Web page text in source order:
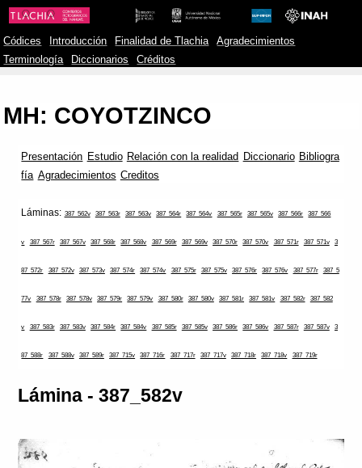
Códices Introducción Finalidad de Tlachia
Agradecimientos
Terminología
Diccionarios Créditos
MH: COYOTZINCO
Presentación Estudio Relación con la realidad Diccionario Bibliogra
fía Agradecimientos Creditos
Láminas: 387_562v 387_563r 387_563v 387_564r 387_564v 387_565r 387_565v 387_566r 387_566
v 387_567r 387_567v 387_568r 387_568v 387_569r 387_569v 387_570r 387_570v 387_571r 387_571v 3
87_572r 387_572v 387_573v 387_574r 387_574v 387_575r 387_575v 387_576r 387_576v 387_577r 387_5
77v 387_578r 387_578v 387_579r 387_579v 387_580r 387_580v 387_581r 387_581v 387_582r 387_582
v 387_583r 387_583v 387_584r 387_584v 387_585r 387_585v 387_586r 387_586v 387_587r 387_587v 3
87_588r 387_588v 387_589r 387_715v 387_716r 387_717r 387_717v 387_718r 387_718v 387_719r
Lámina - 387_582v